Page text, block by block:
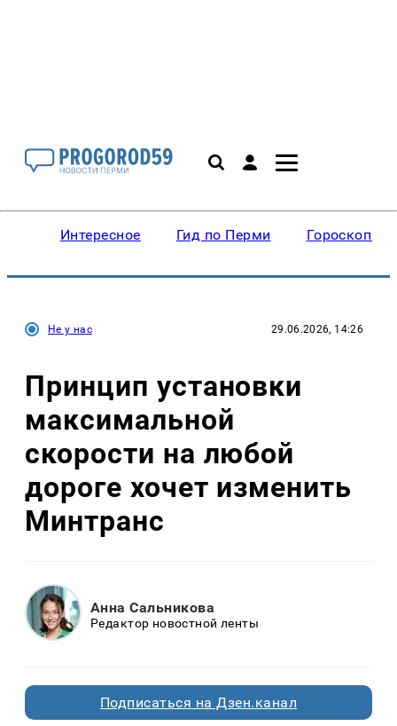
Интересное Гид по Перми Гороскопы
Не у нас 29.06.2026, 14:26
Принцип установки
максимальной
скорости на любой
дороге хочет изменить
Минтранс
Анна Сальникова
Редактор новостной ленты
Подписаться на Дзен.канал